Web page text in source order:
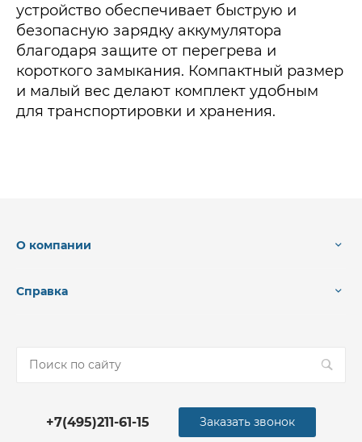
устройство обеспечивает быструю и
безопасную зарядку аккумулятора
благодаря защите от перегрева и
короткого замыкания. Компактный размер
и малый вес делают комплект удобным
для транспортировки и хранения.
О компании
Справка
+7(495)211-61-15 Заказать звонок